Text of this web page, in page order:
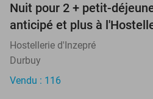
Nuit pour 2 + petit-
anticipé et plus à
Hostellerie d'Inzepré
Durbuy
Vendu : 116